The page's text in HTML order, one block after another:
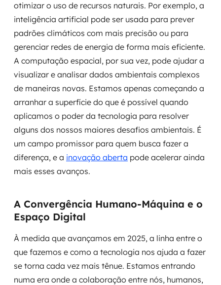
otimizar o uso de recursos naturais. Por exemplo, a
inteligência artificial pode ser usada para prever
padrões climáticos com mais precisão ou para
gerenciar redes de energia de forma mais eficiente.
A computação espacial, por sua vez, pode ajudar a
visualizar e analisar dados ambientais complexos
de maneiras novas. Estamos apenas começando a
arranhar a superfície do que é possível quando
aplicamos o poder da tecnologia para resolver
alguns dos nossos maiores desafios ambientais. É
um campo promissor para quem busca fazer a
diferença, e a inovação aberta pode acelerar ainda
mais esses avanços.
A Convergência Humano-Máquina e o
Espaço Digital
À medida que avançamos em 2025, a linha entre o
que fazemos e como a tecnologia nos ajuda a fazer
se torna cada vez mais tênue. Estamos entrando
numa era onde a colaboração entre nós, humanos,